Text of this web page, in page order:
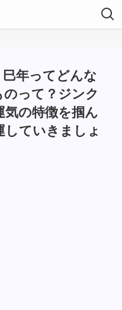
年ってどんな
って？ジンク
気の特徴を掴ん
していきましょ